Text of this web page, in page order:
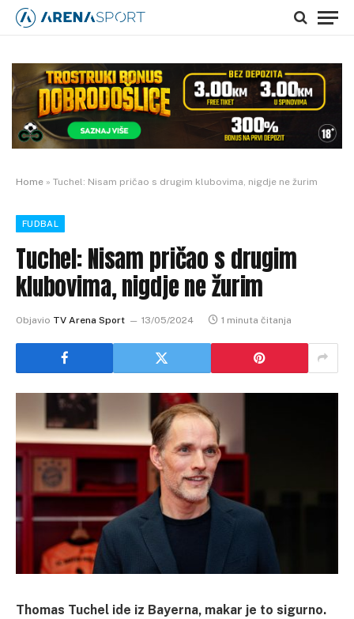
Home » Tuchel: Nisam pričao s drugim klubovima, nigdje ne žurim
FUDBAL
Tuchel: Nisam pričao s drugim
klubovima, nigdje ne žurim
Objavio TV Arena Sport 13/05/2024 1 minuta čitanja
Thomas Tuchel ide iz Bayerna, makar je to sigurno.